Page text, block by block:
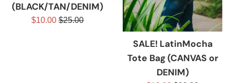
(BLACK/TAN/DENIM)
Prezzo
$10.00 Prezzo
$25.00
SALE! LatinMocha
Tote Bag (CANVAS or
DENIM)